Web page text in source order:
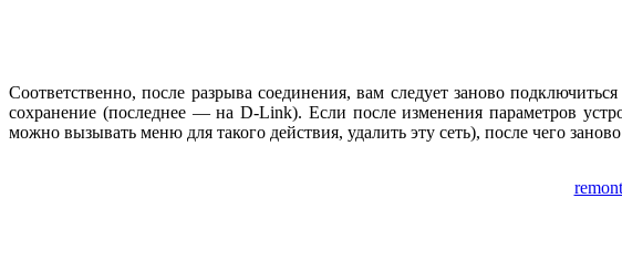
Соответственно, после разрыва соединения, вам следует заново
сохранение (последнее — на D-Link). Если после изменения параметров
можно вызывать меню для такого действия, удалить эту сеть), после чего